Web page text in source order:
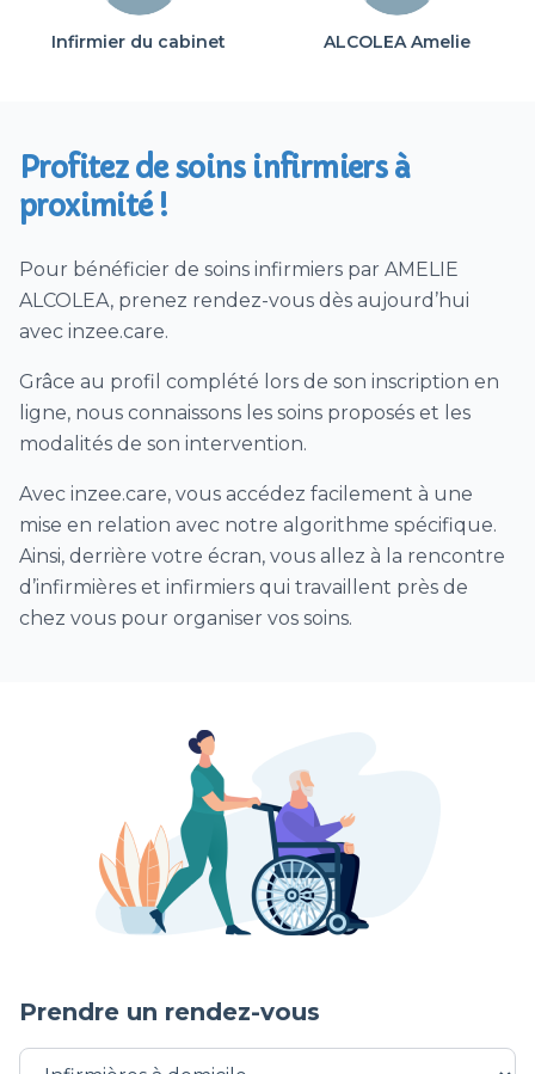
Dépistage Covid par test antigénique
d’accompagnement postopératoire
Séance de surveillance et/ou retrait de
postopératoire
Surveillance de drain de redon et/ou retrait
postopératoire de drain
Autre soins infirmiers
Infirmier du cabinet ALCOLEA Amelie
Profitez de soins infirmiers à
proximité !
Pour bénéficier de soins infirmiers par AMELIE
ALCOLEA, prenez rendez-vous dès aujourd’hui
avec inzee.care.
Grâce au profil complété lors de son inscription en
ligne, nous connaissons les soins proposés et les
modalités de son intervention.
Avec inzee.care, vous accédez facilement à une
mise en relation avec notre algorithme spécifique.
Ainsi, derrière votre écran, vous allez à la rencontre
d’infirmières et infirmiers qui travaillent près de
chez vous pour organiser vos soins.
Prendre un rendez-vous